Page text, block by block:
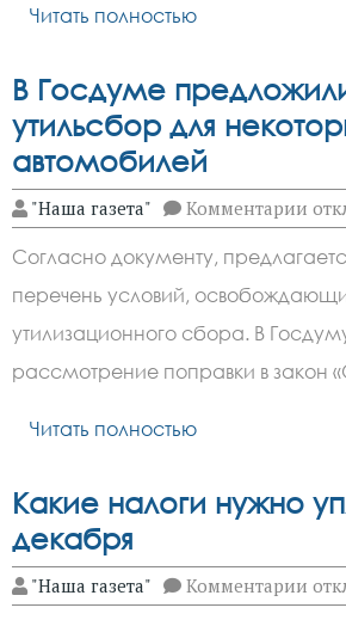
всей
Читать полностью
В Госдуме
утильсбор для
автомобилей
"Наша газета" Комментарии к
для
Согласно документу,
перечень условий,
утилизационного сбора. В
рассмотрение поправки в закон
Читать полностью
Какие налоги нужно
декабря
"Наша газета" Комментарии к